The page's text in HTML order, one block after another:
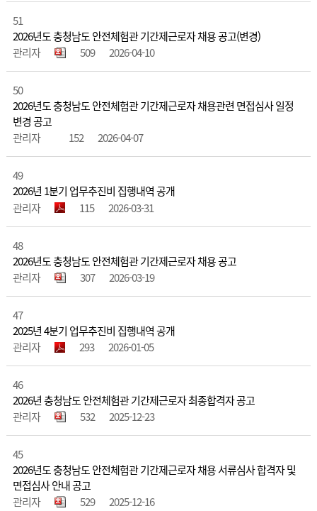
51
2026년도 충청남도 안전체험관 기간제근로자 채용 공고(변경)
관리자
509 2026-04-10
50
2026년도 충청남도 안전체험관 기간제근로자 채용관련 면접심사 일정
변경 공고
관리자
152 2026-04-07
49
2026년 1분기 업무추진비 집행내역 공개
관리자
115 2026-03-31
48
2026년도 충청남도 안전체험관 기간제근로자 채용 공고
관리자
307 2026-03-19
47
2025년 4분기 업무추진비 집행내역 공개
관리자
293 2026-01-05
46
2026년 충청남도 안전체험관 기간제근로자 최종합격자 공고
관리자
532 2025-12-23
45
2026년도 충청남도 안전체험관 기간제근로자 채용 서류심사 합격자 및
면접심사 안내 공고
관리자
529 2025-12-16